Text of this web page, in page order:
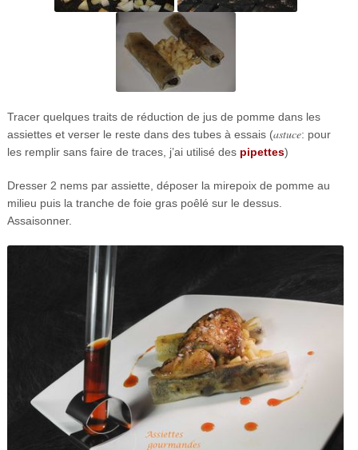
Tracer quelques traits de réduction de jus de pomme dans les
assiettes et verser le reste dans des tubes à essais (astuce: pour
les remplir sans faire de traces, j’ai utilisé des pipettes)
Dresser 2 nems par assiette, déposer la mirepoix de pomme au
milieu puis la tranche de foie gras poêlé sur le dessus.
Assaisonner.